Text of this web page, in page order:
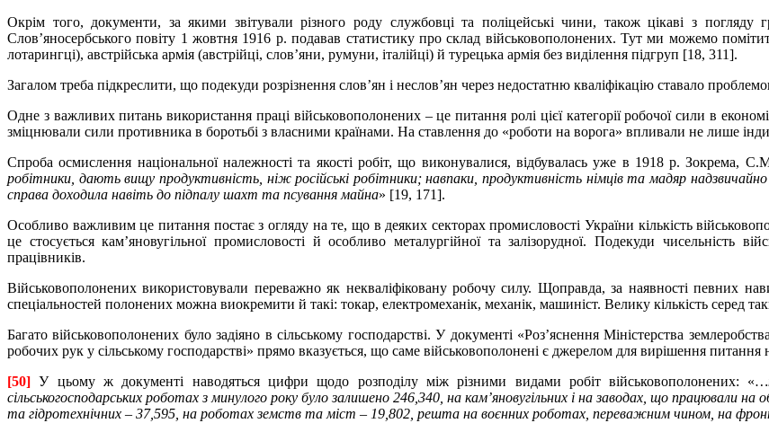
Окрім того, документи, за якими звітували різного роду службовці та поліцейські чини, також цікаві з погляду
Слов’яносербського повіту 1 жовтня 1916 р. подавав статистику про склад військовополонених. Тут ми можемо
лотарингці), австрійська армія (австрійці, слов’яни, румуни, італійці) й турецька армія без виділення підгруп [18, 311].
Загалом треба підкреслити, що подекуди розрізнення слов’ян і неслов’ян через недостатню кваліфікацію ставало
Одне з важливих питань використання праці військовополонених – це питання ролі цієї категорії робочої сили в
зміцнювали сили противника в боротьбі з власними країнами. На ставлення до «роботи на ворога» впливали не лише
Спроба осмислення національної належності та якості робіт, що виконувалися, відбувалась уже в 1918 р. Зокрема,
робітники, дають вищу продуктивність, ніж російські робітники; навпаки, продуктивність німців та мадяр
справа доходила навіть до підпалу шахт та псування майна» [19, 171].
Особливо важливим це питання постає з огляду на те, що в деяких секторах промисловості України кількість
це стосується кам’яновугільної промисловості й особливо металургійної та залізорудної. Подекуди чисельність
працівників.
Військовополонених використовували переважно як некваліфіковану робочу силу. Щоправда, за наявності певних
спеціальностей полонених можна виокремити й такі: токар, електромеханік, механік, машиніст. Велику кількість серед
Багато військовополонених було задіяно в сільському господарстві. У документі «Роз’яснення Міністерства
робочих рук у сільському господарстві» прямо вказується, що саме військовополонені є джерелом для вирішення питання
[50]У цьому ж документі наводяться цифри щодо розподілу між різними видами робіт військовополонених: «
сільськогосподарських роботах з минулого року було залишено 246,340, на кам’яновугільних і на заводах, що працювали
та гідротехнічних – 37,595, на роботах земств та міст – 19,802, решта на воєнних роботах, переважним чином, на